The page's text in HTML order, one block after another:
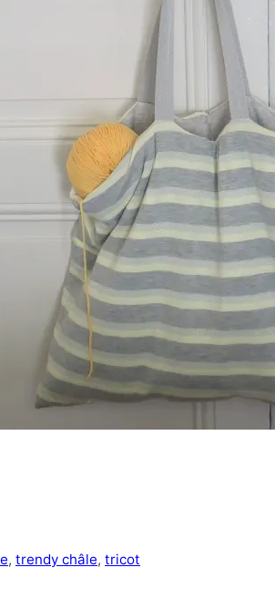
, trendy châle, tricot